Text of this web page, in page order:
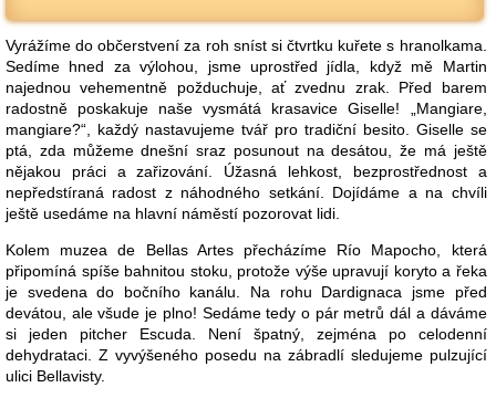
Vyrážíme do občerstvení za roh sníst si čtvrtku kuřete s hranolkama.
Sedíme hned za výlohou, jsme uprostřed jídla, když mě Martin
najednou vehementně požduchuje, ať zvednu zrak. Před barem
radostně poskakuje naše vysmátá krasavice Giselle! „Mangiare,
mangiare?“, každý nastavujeme tvář pro tradiční besito. Giselle se
ptá, zda můžeme dnešní sraz posunout na desátou, že má ještě
nějakou práci a zařizování. Úžasná lehkost, bezprostřednost a
nepředstíraná radost z náhodného setkání. Dojídáme a na chvíli
ještě usedáme na hlavní náměstí pozorovat lidi.
Kolem muzea de Bellas Artes přecházíme Río Mapocho, která
připomíná spíše bahnitou stoku, protože výše upravují koryto a řeka
je svedena do bočního kanálu. Na rohu Dardignaca jsme před
devátou, ale všude je plno! Sedáme tedy o pár metrů dál a dáváme
si jeden pitcher Escuda. Není špatný, zejména po celodenní
dehydrataci. Z vyvýšeného posedu na zábradlí sledujeme pulzující
ulici Bellavisty.